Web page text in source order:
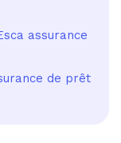
assurance
de prêt